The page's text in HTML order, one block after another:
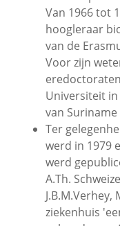
Van 1966 tot
hoogleraar
van de
Voor zijn
Universiteit
van
Ter
werd in 1979
werd
A.Th.
ziekenhuis